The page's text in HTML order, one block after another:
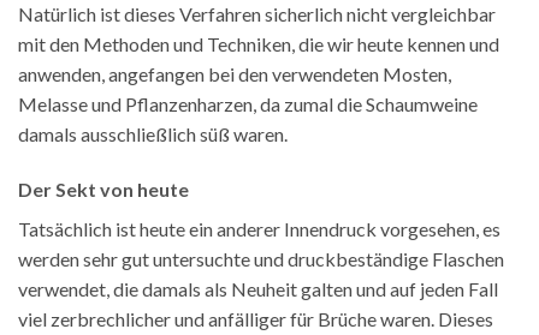
Natürlich ist dieses Verfahren sicherlich nicht vergleichbar
mit den Methoden und Techniken, die wir heute kennen und
anwenden, angefangen bei den verwendeten Mosten,
Melasse und Pflanzenharzen, da zumal die Schaumweine
damals ausschließlich süß waren.
Der Sekt von heute
Tatsächlich ist heute ein anderer Innendruck vorgesehen, es
werden sehr gut untersuchte und druckbeständige Flaschen
verwendet, die damals als Neuheit galten und auf jeden Fall
viel zerbrechlicher und anfälliger für Brüche waren. Dieses